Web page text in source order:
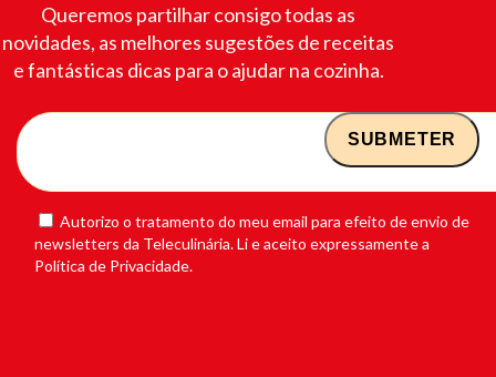
Queremos partilhar consigo todas as
novidades, as melhores sugestões de receitas
e fantásticas dicas para o ajudar na cozinha.
Autorizo o tratamento do meu email para efeito de envio de
newsletters da Teleculinária. Li e aceito expressamente a
Política de Privacidade.